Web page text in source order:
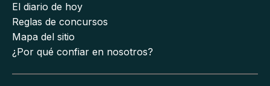
El diario de hoy
Reglas de concursos
Mapa del sitio
¿Por qué confiar en nosotros?